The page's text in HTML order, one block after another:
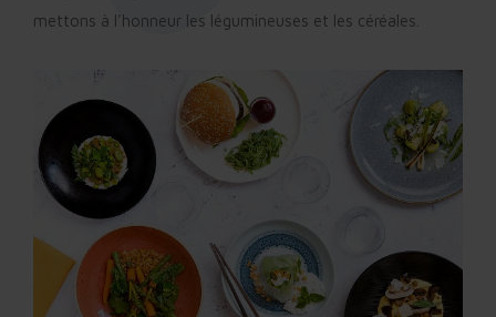
mettons à l’honneur les légumineuses et les céréales.